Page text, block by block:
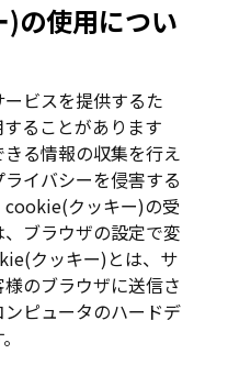
の使用につい
ビスを提供するた
ることがあります
る情報の収集を行え
イバシーを侵害する
cookie(クッキー)の受
ブラウザの設定で変
クッキー)とは、サ
のブラウザに送信さ
ピュータのハードデ